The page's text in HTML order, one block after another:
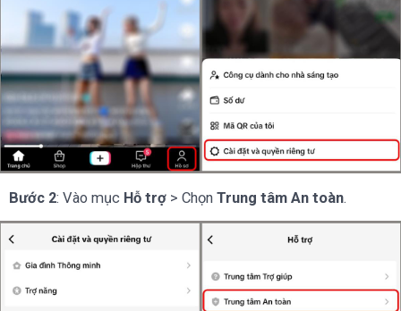
Bước 2: Vào mục Hỗ trợ > Chọn Trung tâm An toàn.